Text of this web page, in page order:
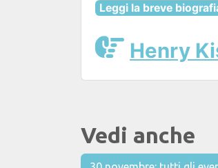
Leggi la breve
Henry
Vedi anche